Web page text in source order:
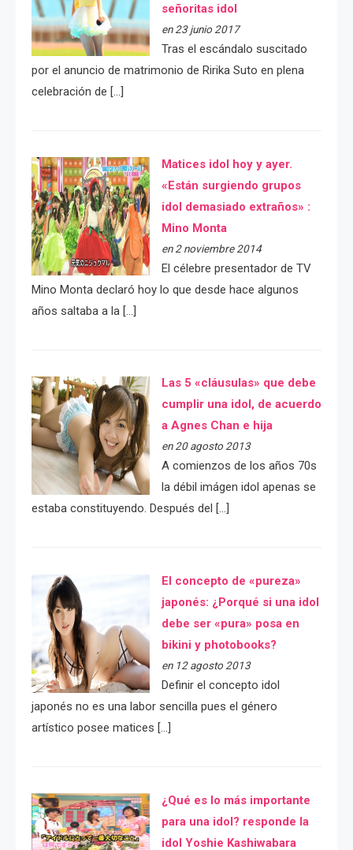
señoritas idol
en 23 junio 2017
Tras el escándalo suscitado
por el anuncio de matrimonio de Ririka Suto en plena
celebración de […]
Matices idol hoy y ayer.
«Están surgiendo grupos
idol demasiado extraños» :
Mino Monta
en 2 noviembre 2014
El célebre presentador de TV
Mino Monta declaró hoy lo que desde hace algunos
años saltaba a la […]
Las 5 «cláusulas» que debe
cumplir una idol, de acuerdo
a Agnes Chan e hija
en 20 agosto 2013
A comienzos de los años 70s
la débil imágen idol apenas se
estaba constituyendo. Después del […]
El concepto de «pureza»
japonés: ¿Porqué si una idol
debe ser «pura» posa en
bikini y photobooks?
en 12 agosto 2013
Definir el concepto idol
japonés no es una labor sencilla pues el género
artístico posee matices […]
¿Qué es lo más importante
para una idol? responde la
idol Yoshie Kashiwabara